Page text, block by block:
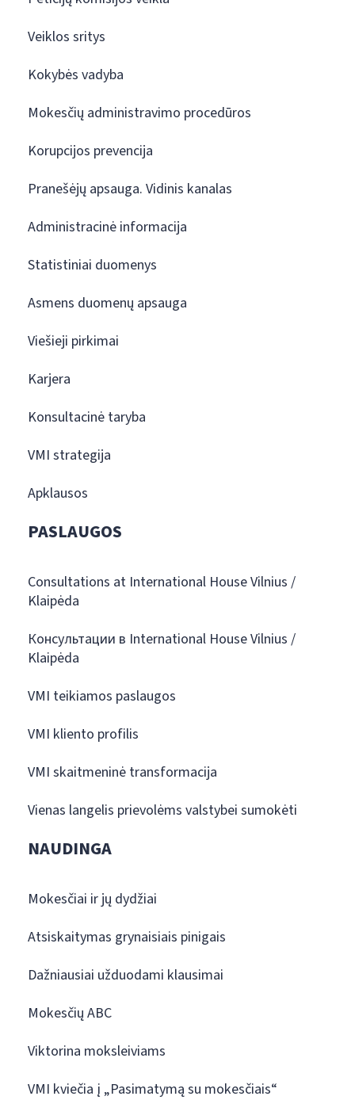
Veiklos sritys
Kokybės vadyba
Mokesčių administravimo procedūros
Korupcijos prevencija
Pranešėjų apsauga. Vidinis kanalas
Administracinė informacija
Statistiniai duomenys
Asmens duomenų apsauga
Viešieji pirkimai
Karjera
Konsultacinė taryba
VMI strategija
Apklausos
PASLAUGOS
Consultations at International House Vilnius /
Klaipėda
Консультации в International House Vilnius /
Klaipėda
VMI teikiamos paslaugos
VMI kliento profilis
VMI skaitmeninė transformacija
Vienas langelis prievolėms valstybei sumokėti
NAUDINGA
Mokesčiai ir jų dydžiai
Atsiskaitymas grynaisiais pinigais
Dažniausiai užduodami klausimai
Mokesčių ABC
Viktorina moksleiviams
VMI kviečia į „Pasimatymą su mokesčiais“